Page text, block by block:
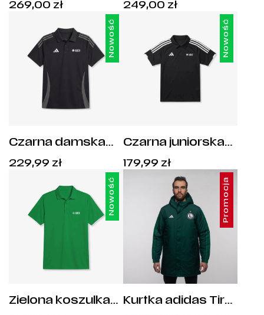
JF9046
269,00 złCena:
269,00zł.
Legia Warszawa -
249,00 złCena:
249,00zł.
Nowość
Czarna damska
adidas Legia Golf
229,99 złCena:
zł.
Nowość
Czarna juniorska
adidas Legia Golf
Club - HS3586
179,99 złCena:
179,99
.
Nowość
Zielona koszulka
Promocja
Kurtka adidas Tiro